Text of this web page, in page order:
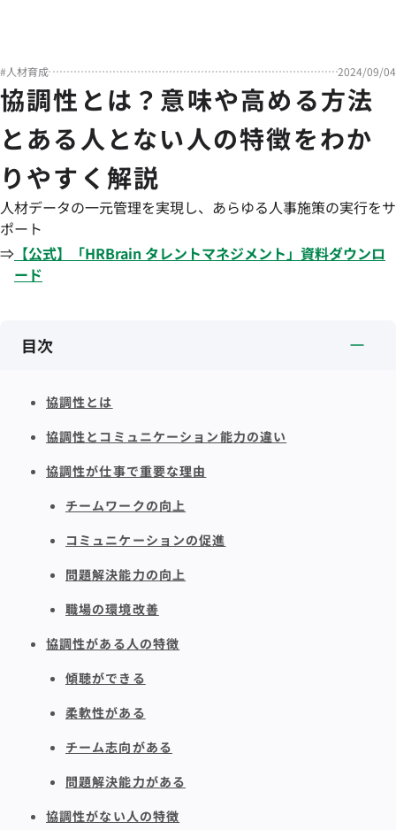
#人材育成 2024/09/04
協調性とは？意味や高める方法
とある人とない人の特徴をわか
りやすく解説
人材データの一元管理を実現し、あらゆる人事施策の実行をサ
ポート
⇒ 【公式】「HRBrain タレントマネジメント」資料ダウンロ
ード
目次
協調性とは
協調性とコミュニケーション能力の違い
協調性が仕事で重要な理由
チームワークの向上
コミュニケーションの促進
問題解決能力の向上
職場の環境改善
協調性がある人の特徴
傾聴ができる
柔軟性がある
チーム志向がある
問題解決能力がある
協調性がない人の特徴